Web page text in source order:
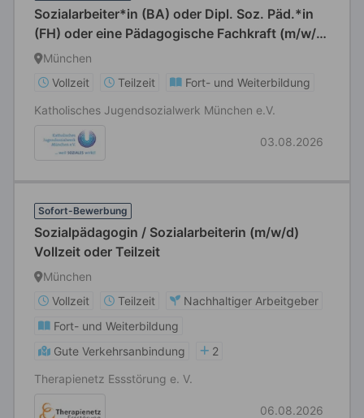
Sozialarbeiter*in (BA) oder Dipl. Soz. Päd.*in
(FH) oder eine Pädagogische Fachkraft (m/w/d)
Vollzeit / Teilzeit
München
Vollzeit
Teilzeit
Fort- und Weiterbildung
Katholisches Jugendsozialwerk München e.V.
03.08.2026
Sofort-Bewerbung
Sozialpädagogin / Sozialarbeiterin (m/w/d)
Vollzeit oder Teilzeit
München
Vollzeit
Teilzeit
Nachhaltiger Arbeitgeber
Fort- und Weiterbildung
Gute Verkehrsanbindung
2
Therapienetz Essstörung e. V.
06.08.2026